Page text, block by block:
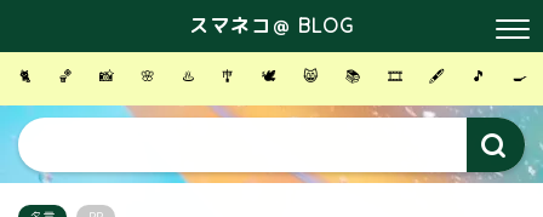
スマネコ＠ BLOG
🐈 🏀 📸 🌸 ♨️ 🎐 🕊 😸 📚 🎞 🖋 🎵 🍳